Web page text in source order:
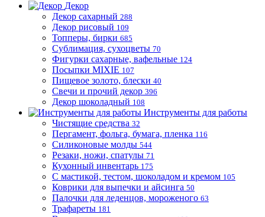
Декор
Декор сахарный 288
Декор рисовый 109
Топперы, бирки 685
Сублимация, сухоцветы 70
Фигурки сахарные, вафельные 124
Посыпки MIXIE 107
Пищевое золото, блески 40
Свечи и прочий декор 396
Декор шоколадный 108
Инструменты для работы
Чистящие средства 32
Пергамент, фольга, бумага, пленка 116
Силиконовые молды 544
Резаки, ножи, спатулы 71
Кухонный инвентарь 175
С мастикой, тестом, шоколадом и кремом 105
Коврики для выпечки и айсинга 50
Палочки для леденцов, мороженого 63
Трафареты 181